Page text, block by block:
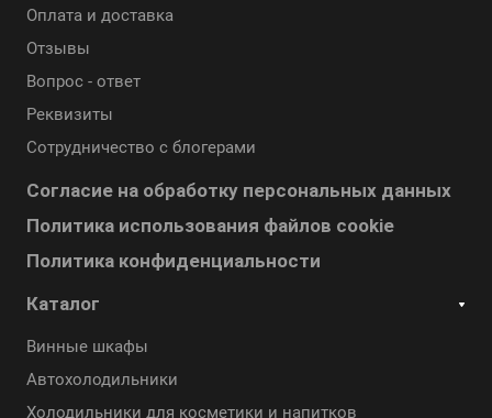
Оплата и доставка
Отзывы
Вопрос - ответ
Реквизиты
Сотрудничество с блогерами
Согласие на обработку персональных данных
Политика использования файлов cookie
Политика конфиденциальности
Каталог
Винные шкафы
Автохолодильники
Холодильники для косметики и напитков